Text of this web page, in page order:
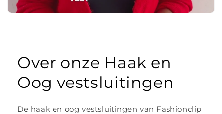
Over onze Haak en
Oog vestsluitingen
De haak en oog vestsluitingen van Fashionclip